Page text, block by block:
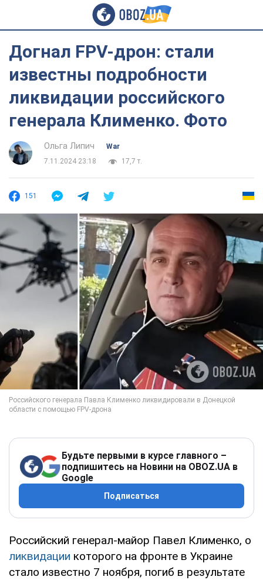
Догнал FPV-дрон: стали
известны подробности
ликвидации российского
генерала Клименко. Фото
Ольга Липич
War
7.11.2024 23:18
17,7 т.
151
Будьте первыми в курсе главного –
подпишитесь на Новини на OBOZ.UA в
Google
Подписаться
Российский генерал-майор Павел Клименко, о
ликвидации которого на фронте в Украине
стало известно 7 ноября, погиб в результате